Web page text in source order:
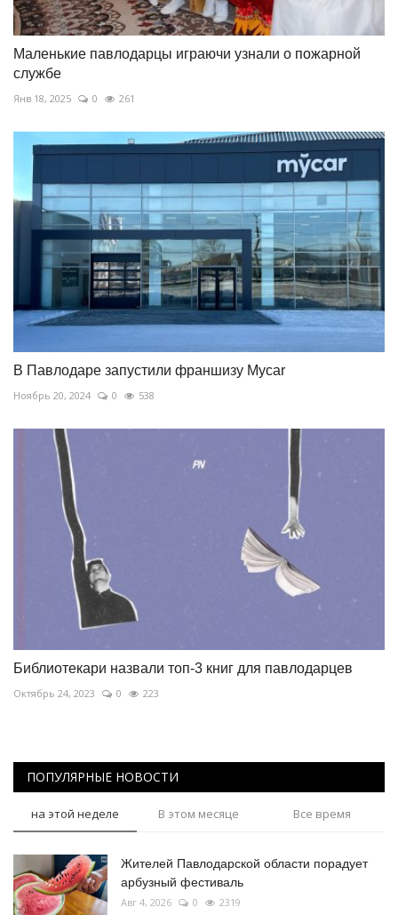
Маленькие павлодарцы играючи узнали о пожарной
службе
Янв 18, 2025 0 261
В Павлодаре запустили франшизу Mycar
Ноябрь 20, 2024 0 538
Библиотекари назвали топ-3 книг для павлодарцев
Октябрь 24, 2023 0 223
ПОПУЛЯРНЫЕ НОВОСТИ
на этой неделе В этом месяце Все время
Жителей Павлодарской области порадует
арбузный фестиваль
Авг 4, 2026 0 2319